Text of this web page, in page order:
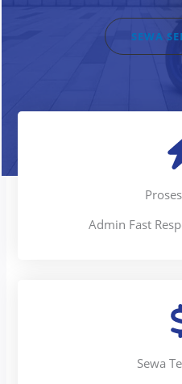
SEWA
Admin Fast
Sewa